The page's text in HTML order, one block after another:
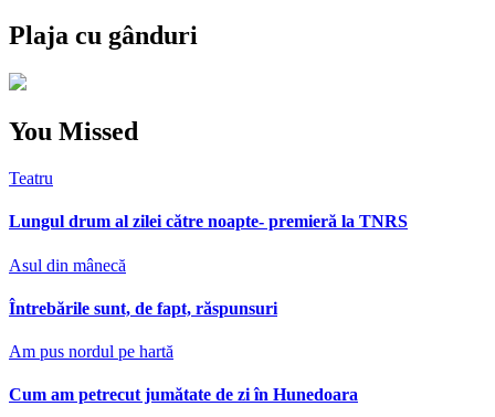
Plaja cu gânduri
You Missed
Teatru
Lungul drum al zilei către noapte- premieră la TNRS
Asul din mânecă
Întrebările sunt, de fapt, răspunsuri
Am pus nordul pe hartă
Cum am petrecut jumătate de zi în Hunedoara